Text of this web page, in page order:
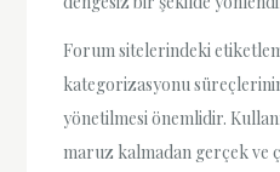
Forum sitelerindeki
kategorizasyonu
yönetilmesi önemlidir.
maruz kalmadan gerçek ve